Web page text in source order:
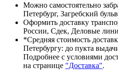
Можно самостоятельно
Петербург, Загребский
Оформить доставку
России, Сдек, Деловые
*Средняя стоимость
Петербургу: до пукта
Подробнее с условиями
на странице "Доставка".